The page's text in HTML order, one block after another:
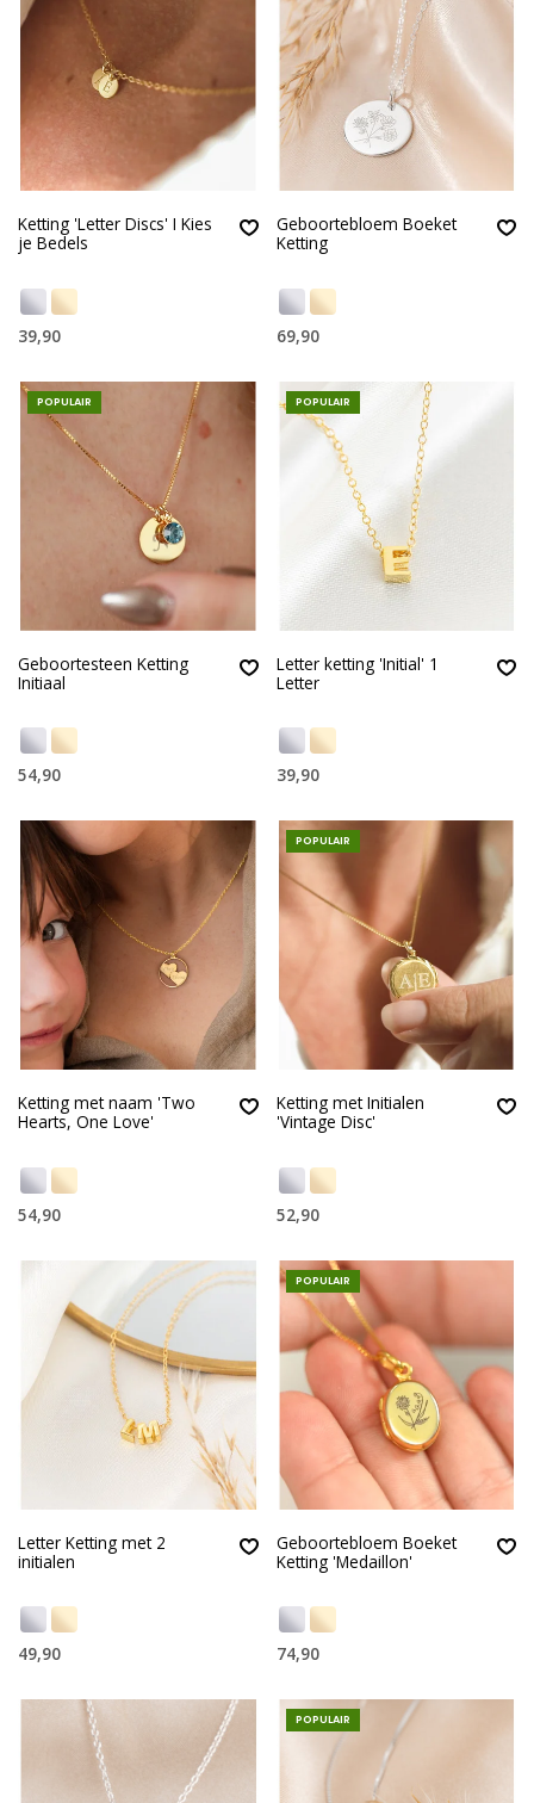
Ketting 'Letter Discs' I Kies
je Bedels
39,90
Geboortebloem Boeket
Ketting
69,90
POPULAIR
Geboortesteen Ketting
Initiaal
54,90
POPULAIR
Letter ketting 'Initial' 1
Letter
39,90
Ketting met naam 'Two
Hearts, One Love'
54,90
POPULAIR
Ketting met Initialen
'Vintage Disc'
52,90
Letter Ketting met 2
initialen
49,90
POPULAIR
Geboortebloem Boeket
Ketting 'Medaillon'
74,90
POPULAIR